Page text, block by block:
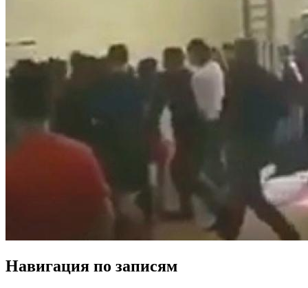
Навигация по записям